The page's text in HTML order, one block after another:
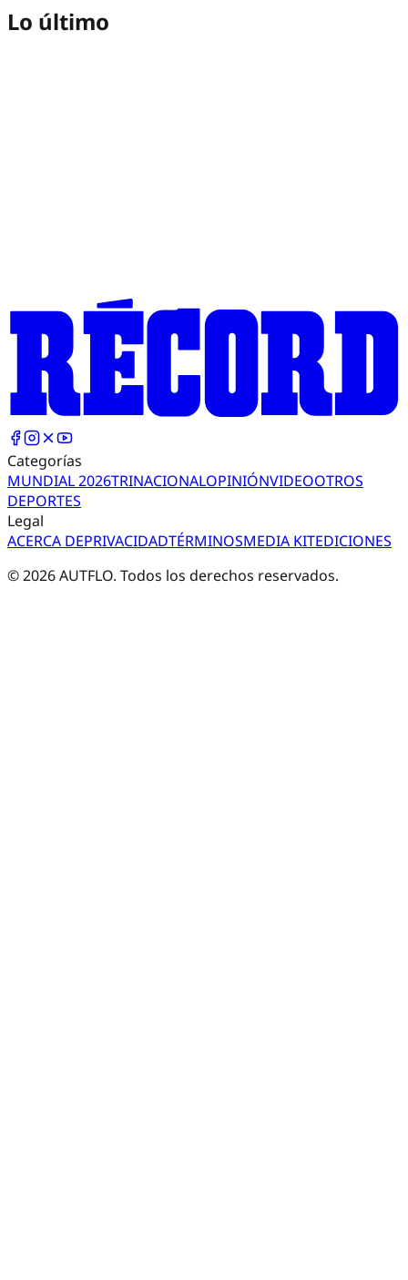
Lo último
Categorías
MUNDIAL 2026TRINACIONALOPINIÓNVIDEOOTROS
DEPORTES
Legal
ACERCA DEPRIVACIDADTÉRMINOSMEDIA KITEDICIONES
©2026AUTFLO. Todos los derechos reservados.